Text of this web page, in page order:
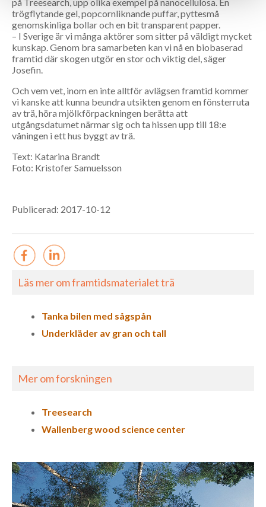
trögflytande gel, popcornliknande puffar, pyttesmå
genomskinliga bollar och en bit transparent papper.
– I Sverige är vi många aktörer som sitter på väldigt mycket
kunskap. Genom bra samarbeten kan vi nå en biobaserad
framtid där skogen utgör en stor och viktig del, säger
Josefin.
Och vem vet, inom en inte alltför av­lägsen framtid kommer
vi kanske att kunna beundra utsikten genom en fönsterruta
av trä, höra mjölkförpackningen berätta att
utgångsdatumet närmar sig och ta hissen upp till 18:e
våningen i ett hus byggt av trä.
Text: Katarina Brandt
Foto: Kristofer Samuelsson
Publicerad: 2017-10-12
Läs mer om framtidsmaterialet trä
Tanka bilen med sågspån
Underkläder av gran och tall
Mer om forskningen
Treesearch
Wallenberg wood science center